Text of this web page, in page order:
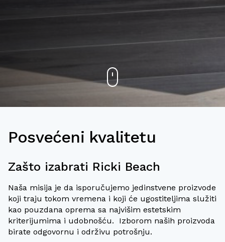
Posvećeni kvalitetu
Zašto izabrati Ricki Beach
Naša misija je da isporučujemo jedinstvene proizvode
koji traju tokom vremena i koji će ugostiteljima služiti
kao pouzdana oprema sa najvišim estetskim
kriterijumima i udobnošću. Izborom naših proizvoda
birate odgovornu i održivu potrošnju.
“Sve čestitke za profesionalan i